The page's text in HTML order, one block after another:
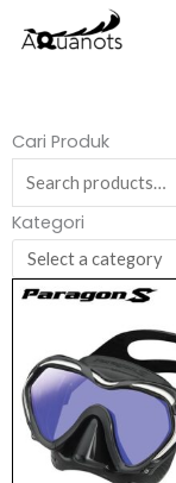
Cari Produk
Search
for:
Kategori